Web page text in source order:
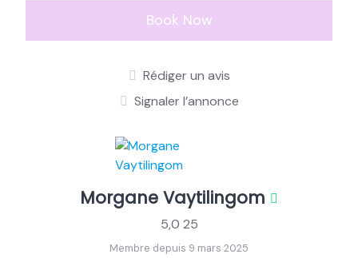
Book Now
Rédiger un avis
Signaler l’annonce
Morgane Vaytilingom
5,0 25
Membre depuis 9 mars 2025